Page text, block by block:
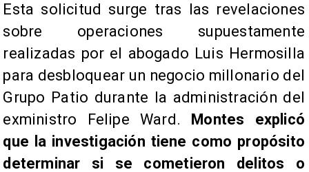
Esta solicitud surge tras las revelaciones
sobre operaciones supuestamente
realizadas por el abogado Luis Hermosilla
para desbloquear un negocio millonario del
Grupo Patio durante la administración del
exministro Felipe Ward.
Montes explicó
que la investigación tiene como propósito
determinar si se cometieron delitos o